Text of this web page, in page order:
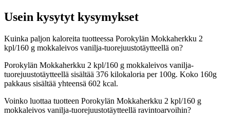
Usein kysytyt kysymykset
Kuinka paljon kaloreita tuotteessa Porokylän Mokkaherkku 2
kpl/160 g mokkaleivos vanilja-tuorejuustotäytteellä on?
Porokylän Mokkaherkku 2 kpl/160 g mokkaleivos vanilja-
tuorejuustotäytteellä sisältää 376 kilokaloria per 100g. Koko 160g
pakkaus sisältää yhteensä 602 kcal.
Voinko luottaa tuotteen Porokylän Mokkaherkku 2 kpl/160 g
mokkaleivos vanilja-tuorejuustotäytteellä ravintoarvoihin?